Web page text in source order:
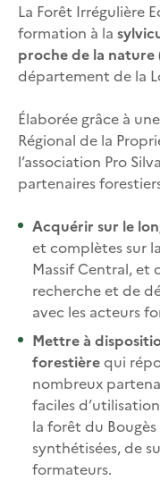
La Forêt Irrégulière
formation à la
proche de la nature
département de la
Élaborée grâce à
Régional de la
l’association Pro
partenaires
Acquérir sur le
et complètes sur
Massif Central, et
recherche et de
avec les acteurs
Mettre à
forestièrequi
nombreux
faciles
la forêt du
synthétisées, de
formateurs.